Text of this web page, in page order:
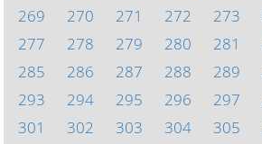
269
270 271 272 273
277
278 279 280 281
285
286 287 288 289
293
294 295 296 297
301
302 303 304 305